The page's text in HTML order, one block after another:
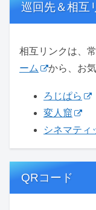
巡回先＆相互
相互リンクは、
ーム
から、お
ろじぱら
変人窟
シネマティ
QRコード